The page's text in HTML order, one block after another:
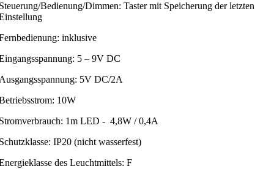
Bedienung/Dimmen: Taster mit Speicherung der letzten
inklusive
5 – 9V DC
5V DC/2A
10W
1m LED - 4,8W / 0,4A
IP20 (nicht wasserfest)
des Leuchtmittels: F